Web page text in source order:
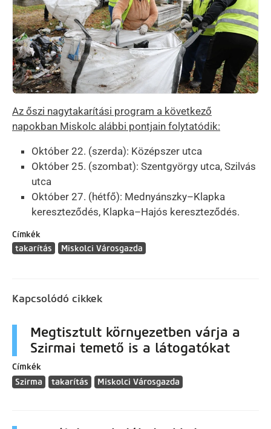
Az őszi nagytakarítási program a következő
napokban Miskolc alábbi pontjain folytatódik:
Október 22. (szerda): Középszer utca
Október 25. (szombat): Szentgyörgy utca, Szilvás
utca
Október 27. (hétfő): Mednyánszky–Klapka
kereszteződés, Klapka–Hajós kereszteződés.
Címkék
takarítás
Miskolci Városgazda
Kapcsolódó cikkek
Megtisztult környezetben várja a
Szirmai temető is a látogatókat
Címkék
Szirma
takarítás Miskolci Városgazda